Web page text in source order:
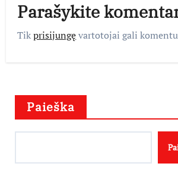
Parašykite
Tikprisijungęvartotojai gali
Paieška